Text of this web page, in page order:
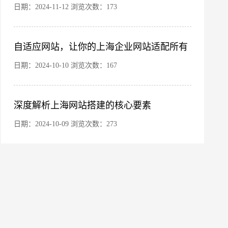
日期：2024-11-12 浏览次数：173
自适应网站，让你的上海企业网站适配所有
终端设备
日期：2024-10-10 浏览次数：167
深度解析上海网站搭建的核心要素
日期：2024-10-09 浏览次数：273
微信号